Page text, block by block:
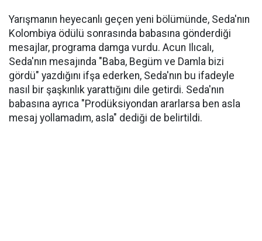
Yarışmanın heyecanlı geçen yeni bölümünde, Seda'nın
Kolombiya ödülü sonrasında babasına gönderdiği
mesajlar, programa damga vurdu. Acun Ilıcalı,
Seda'nın mesajında "Baba, Begüm ve Damla bizi
gördü" yazdığını ifşa ederken, Seda'nın bu ifadeyle
nasıl bir şaşkınlık yarattığını dile getirdi. Seda'nın
babasına ayrıca "Prodüksiyondan ararlarsa ben asla
mesaj yollamadım, asla" dediği de belirtildi.